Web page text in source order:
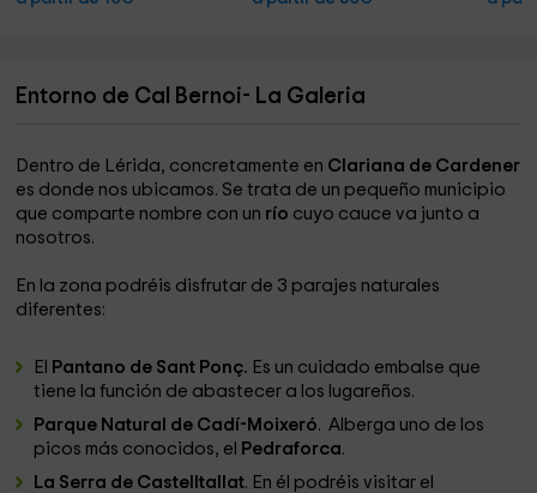
Entorno de Cal Bernoi- La Galeria
Dentro de Lérida, concretamente en Clariana de Cardener
es donde nos ubicamos. Se trata de un pequeño municipio
que comparte nombre con un río cuyo cauce va junto a
nosotros.
En la zona podréis disfrutar de 3 parajes naturales
diferentes:
El Pantano de Sant Ponç. Es un cuidado embalse que
tiene la función de abastecer a los lugareños.
Parque Natural de Cadí-Moixeró. Alberga uno de los
picos más conocidos, el
Pedraforca.
La Serra de Castelltallat. En él podréis visitar el